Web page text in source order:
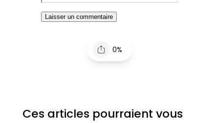
0%
Ces articles pourraient vous